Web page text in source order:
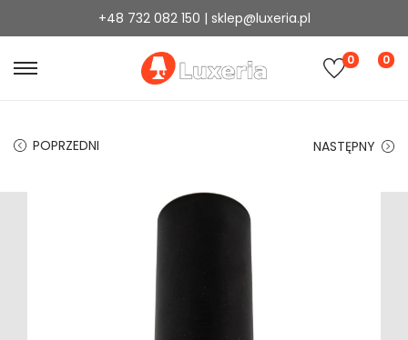
+48 732 082 150 | sklep@luxeria.pl
0 0
POPRZEDNI NASTĘPNY